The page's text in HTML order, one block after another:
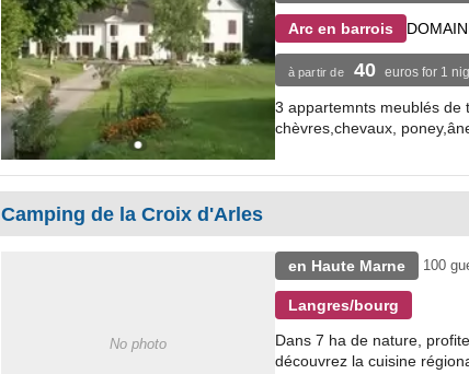
Arc en barrois
à partir de 40 euros for 1
3 appartemnts meublés de
chèvres,chevaux,
Camping de la Croix d'Arles
No photo
en Haute Marne 100
Langres/bourg
Dans 7 ha de nature,
découvrez la cuisine